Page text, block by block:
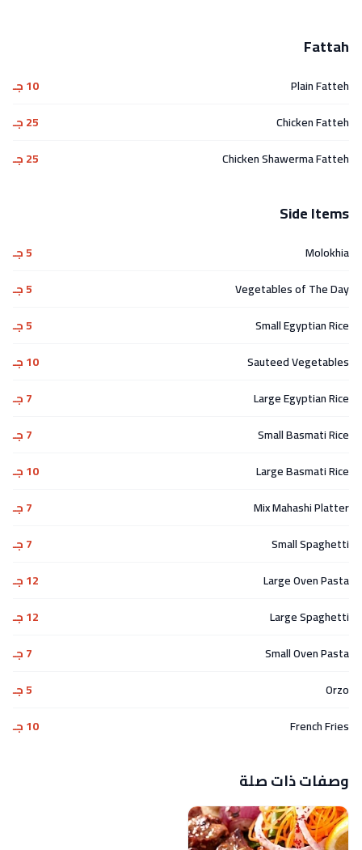
Fattah
Plain Fatteh
10 جـ
Chicken Fatteh
25 جـ
Chicken Shawerma Fatteh
25 جـ
Side Items
Molokhia
5 جـ
Vegetables of The Day
5 جـ
Small Egyptian Rice
5 جـ
Sauteed Vegetables
10 جـ
Large Egyptian Rice
7 جـ
Small Basmati Rice
7 جـ
Large Basmati Rice
10 جـ
Mix Mahashi Platter
7 جـ
Small Spaghetti
7 جـ
Large Oven Pasta
12 جـ
Large Spaghetti
12 جـ
Small Oven Pasta
7 جـ
Orzo
5 جـ
French Fries
10 جـ
وصفات ذات صلة